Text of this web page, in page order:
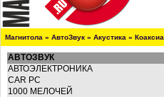
Магнитола » АвтоЗвук » Акустика »
АВТОЗВУК
АВТОЭЛЕКТРОНИКА
CAR PC
1000 МЕЛОЧЕЙ